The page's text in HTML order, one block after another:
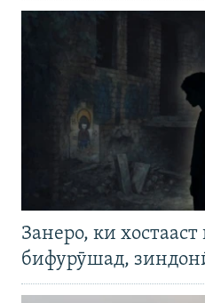
Занеро, ки
бифурӯшад,